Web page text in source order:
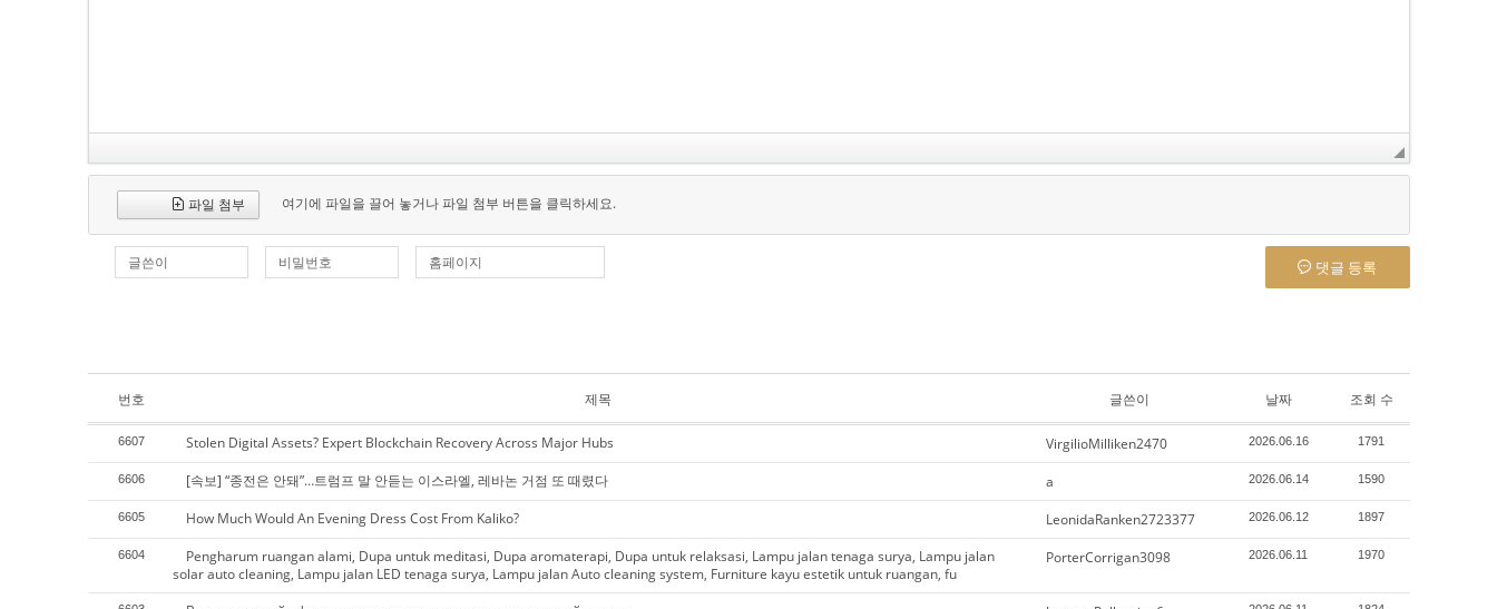
파일 첨부 여기에 파일을 끌어 놓거나 파일 첨부 버튼을 클릭하세요.
글쓴이 비밀번호 홈페이지 댓글 등록
번호 제목 글쓴이 날짜 조회 수
6607 Stolen Digital Assets? Expert Blockchain Recovery Across Major Hubs VirgilioMilliken2470 2026.06.16 1791
6606 [속보] “종전은 안돼”…트럼프 말 안듣는 이스라엘, 레바논 거점 또 때렸다 a 2026.06.14 1590
6605 How Much Would An Evening Dress Cost From Kaliko? LeonidaRanken2723377 2026.06.12 1897
6604
Pengharum ruangan alami, Dupa untuk meditasi, Dupa aromaterapi, Dupa untuk relaksasi, Lampu jalan tenaga surya, Lampu jalan
solar auto cleaning, Lampu jalan LED tenaga surya, Lampu jalan Auto cleaning system, Furniture kayu estetik untuk ruangan, fu
PorterCorrigan3098 2026.06.11 1970